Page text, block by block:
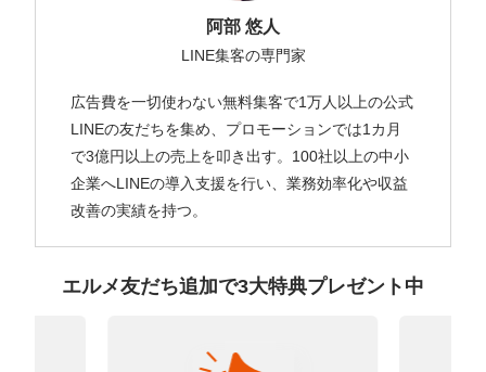
阿部 悠人
LINE集客の専門家
広告費を一切使わない無料集客で1万人以上の公式
LINEの友だちを集め、プロモーションでは1カ月
で3億円以上の売上を叩き出す。100社以上の中小
企業へLINEの導入支援を行い、業務効率化や収益
改善の実績を持つ。
エルメ友だち追加で3大特典プレゼント中